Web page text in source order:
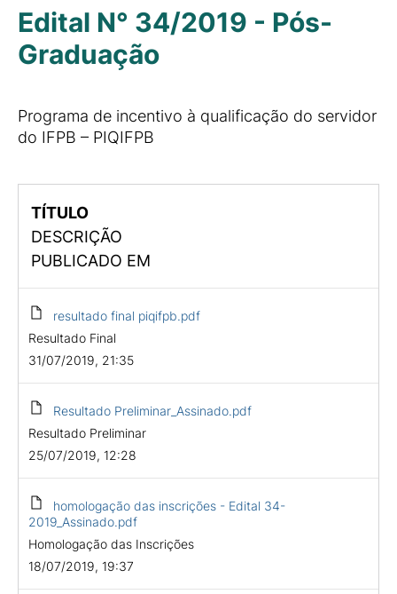
Edital N° 34/2019 - Pós-
Graduação
Programa de incentivo à qualificação do servidor
do IFPB – PIQIFPB
TÍTULO
DESCRIÇÃO
PUBLICADO EM
resultado final piqifpb.pdf
Resultado Final
31/07/2019, 21:35
Resultado Preliminar_Assinado.pdf
Resultado Preliminar
25/07/2019, 12:28
homologação das inscrições - Edital 34-
2019_Assinado.pdf
Homologação das Inscrições
18/07/2019, 19:37